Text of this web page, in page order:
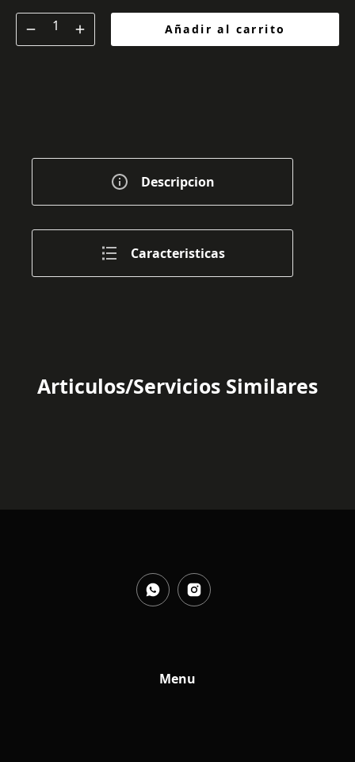
Añadir al carrito
Descripcion
Caracteristicas
Articulos/Servicios Similares
Menu